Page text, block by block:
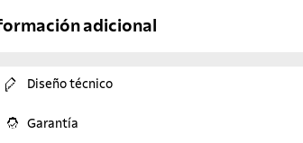
adicional
Diseño técnico
Garantía